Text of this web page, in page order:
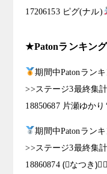
17206153 ピグ(ナル)
★Patonランキング
期間中Patonラン
>>ステージ3最終集
18850687 片瀬ゆかり
期間中Patonラン
>>ステージ3最終集
18860874 (⃔なつき)⃕↝